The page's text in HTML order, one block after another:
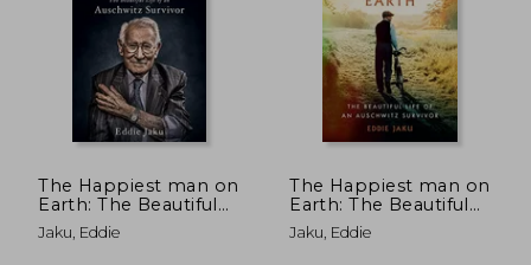
55%
dcto.
The Happiest man on
Earth: The Beautiful
Life of an Auschwitz
Survivor (en Inglés)
Jaku, Eddie
The Happiest man on
Earth: The Beautiful
Life of an Auschwitz
Survivor (en Inglés)
Jaku, Eddie